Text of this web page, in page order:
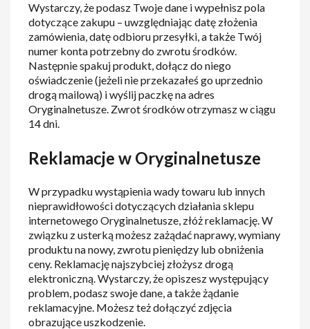
Wystarczy, że podasz Twoje dane i wypełnisz pola
dotyczące zakupu – uwzględniając datę złożenia
zamówienia, datę odbioru przesyłki, a także Twój
numer konta potrzebny do zwrotu środków.
Następnie spakuj produkt, dołącz do niego
oświadczenie (jeżeli nie przekazałeś go uprzednio
drogą mailową) i wyślij paczkę na adres
Oryginalnetusze. Zwrot środków otrzymasz w ciągu
14 dni.
Reklamacje w Oryginalnetusze
W przypadku wystąpienia wady towaru lub innych
nieprawidłowości dotyczących działania sklepu
internetowego Oryginalnetusze, złóż reklamację. W
związku z usterką możesz zażądać naprawy, wymiany
produktu na nowy, zwrotu pieniędzy lub obniżenia
ceny. Reklamację najszybciej złożysz drogą
elektroniczną. Wystarczy, że opiszesz występujący
problem, podasz swoje dane, a także żądanie
reklamacyjne. Możesz też dołączyć zdjęcia
obrazujące uszkodzenie.